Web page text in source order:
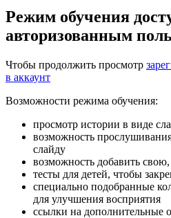
Режим обучения
авторизованным
Чтобы продолжить просмотр
в аккаунт
Возможности режима обучения:
просмотр истории в виде
возможность
слайду
возможность добавить
тесты для детей, чтобы
специально подобранные
для улучшения восприятия
ссылки на дополнительные